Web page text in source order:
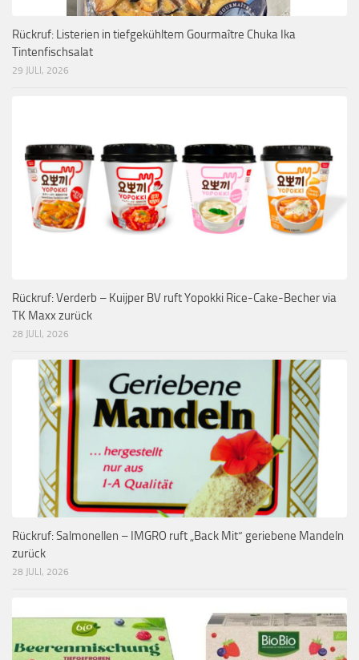
Rückruf: Listerien in tiefgekühltem Gourmaître Chuka Ika
Tintenfischsalat
29 JULI, 2026
Rückruf: Verderb – Kuijper BV ruft Yopokki Rice-Cake-Becher via
TK Maxx zurück
28 JULI, 2026
Rückruf: Salmonellen – IMGRO ruft „Back Mit“ geriebene Mandeln
zurück
28 JULI, 2026